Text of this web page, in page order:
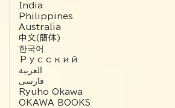
India
Philippines
Australia
中文(簡体)
한국어
Русский
العربية‏
فارسی
Ryuho Okawa
OKAWA BOOKS